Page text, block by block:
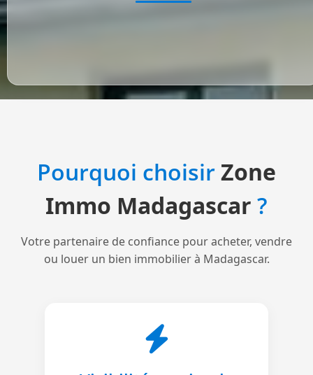
Pourquoi choisirZone
Immo Madagascar ?
Votre partenaire de confiance pour acheter, vendre
ou louer un bien immobilier à Madagascar.